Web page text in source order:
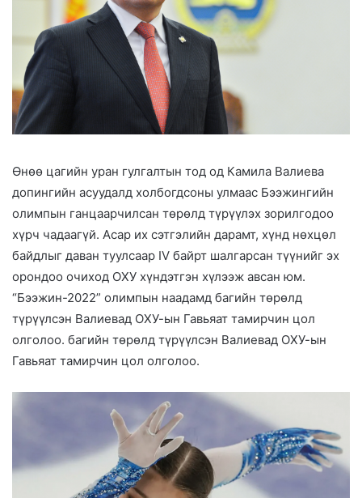
Өнөө цагийн уран гулгалтын тод од Камила Валиева
допингийн асуудалд холбогдсоны улмаас Бээжингийн
олимпын ганцаарчилсан төрөлд түрүүлэх зорилгодоо
хүрч чадаагүй. Асар их сэтгэлийн дарамт, хүнд нөхцөл
байдлыг даван туулсаар IV байрт шалгарсан түүнийг эх
орондоо очиход ОХУ хүндэтгэн хүлээж авсан юм.
“Бээжин-2022” олимпын наадамд багийн төрөлд
түрүүлсэн Валиевад ОХУ-ын Гавьяат тамирчин цол
олголоо. багийн төрөлд түрүүлсэн Валиевад ОХУ-ын
Гавьяат тамирчин цол олголоо.